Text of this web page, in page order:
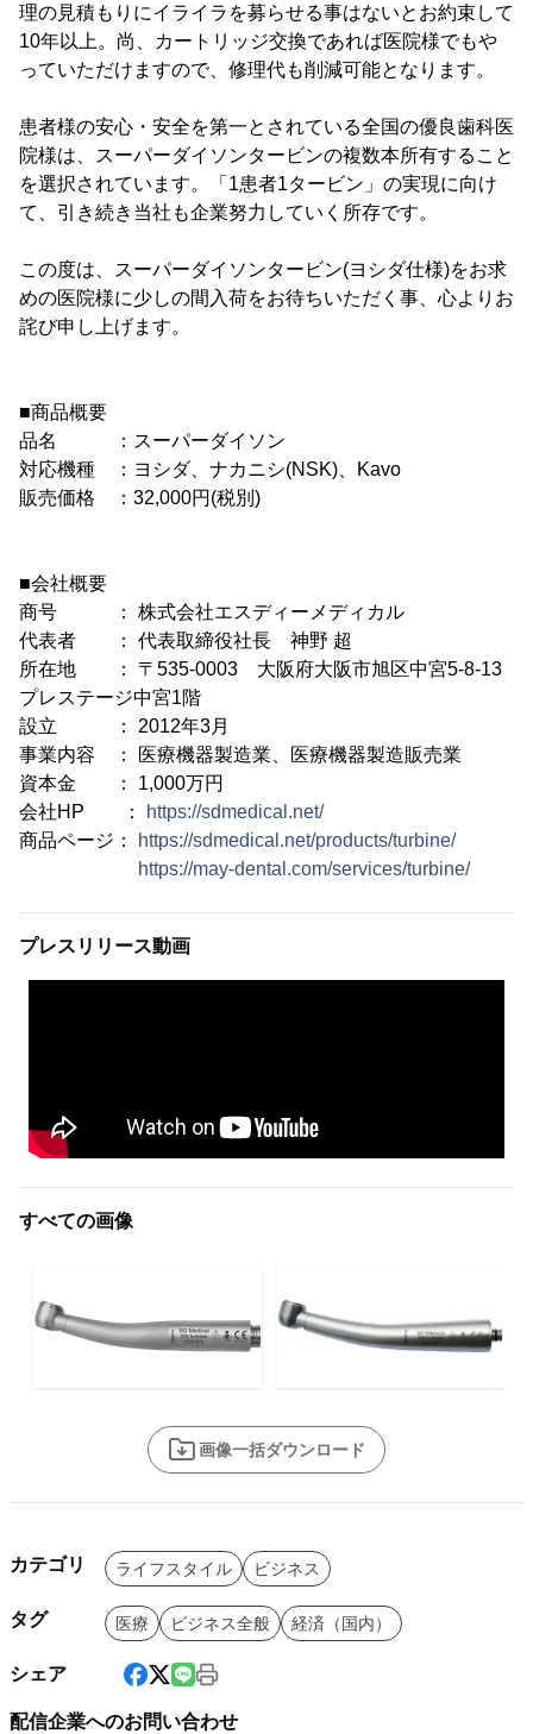
理の見積もりにイライラを募らせる事はないとお約束して
10年以上。尚、カートリッジ交換であれば医院様でもや
っていただけますので、修理代も削減可能となります。
患者様の安心・安全を第一とされている全国の優良歯科医
院様は、スーパーダイソンタービンの複数本所有すること
を選択されています。「1患者1タービン」の実現に向け
て、引き続き当社も企業努力していく所存です。
この度は、スーパーダイソンタービン(ヨシダ仕様)をお求
めの医院様に少しの間入荷をお待ちいただく事、心よりお
詫び申し上げます。
■商品概要
品名 ：スーパーダイソン
対応機種 ：ヨシダ、ナカニシ(NSK)、Kavo
販売価格 ：32,000円(税別)
■会社概要
商号 ： 株式会社エスディーメディカル
代表者 ： 代表取締役社長 神野 超
所在地 ： 〒535-0003 大阪府大阪市旭区中宮5-8-13
プレステージ中宮1階
設立 ： 2012年3月
事業内容 ： 医療機器製造業、医療機器製造販売業
資本金 ： 1,000万円
会社HP ：
https://sdmedical.net/
商品ページ：
https://sdmedical.net/products/turbine/
https://may-dental.com/services/turbine/
プレスリリース動画
すべての画像
画像一括ダウンロード
カテゴリ ライフスタイル ビジネス
タグ 医療 ビジネス全般 経済（国内）
シェア
配信企業へのお問い合わせ